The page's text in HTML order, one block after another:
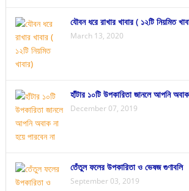
যৌবন ধরে রাখার খাবার ( ১২টি নিয়মিত
March 13, 2020
হাঁটার ১০টি উপকারিতা জানলে আপনি অবাক
December 07, 2019
তেঁতুল ফলের উপকারিতা ও ভেষজ গুণাবলি
September 03, 2019